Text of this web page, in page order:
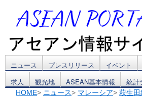
コ
ン
ニュース プレスリリース イベント
求人
観光地 ASEAN基本情報 統計
HOME> ニュース> マレーシア> 萩生